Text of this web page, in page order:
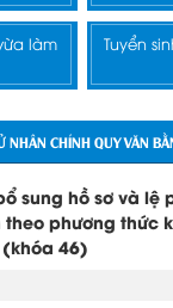
làm
Tuyển
NHÂN CHÍNH QUY VĂN
sung hồ sơ và lệ
theo phương thức
(khóa 46)